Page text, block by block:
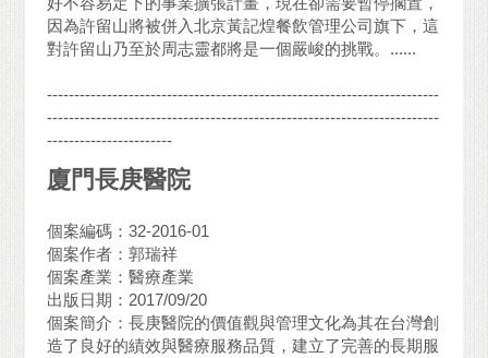
因為許留山將被併入北京黃記煌餐飲管理公司旗下，這
對許留山乃至於周志靈都將是一個嚴峻的挑戰。......
------------------------------------------------------------------------
------------------------------------------------------------------------
-----------------------
廈門長庚醫院
個案編碼：32-2016-01
個案作者：郭瑞祥
個案產業：醫療產業
出版日期：2017/09/20
個案簡介：長庚醫院的價值觀與管理文化為其在台灣創
造了良好的績效與醫療服務品質，建立了完善的長期服